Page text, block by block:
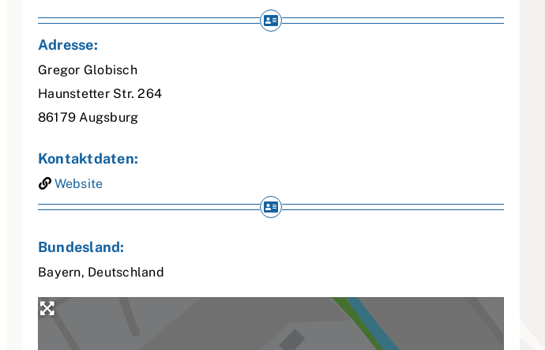
Adresse:
Gregor Globisch
Haunstetter Str. 264
86179 Augsburg
Kontaktdaten:
Website
Bundesland:
Bayern, Deutschland